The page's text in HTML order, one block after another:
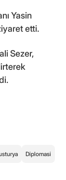
Yasin
etti.
Sezer,
Diplomasi